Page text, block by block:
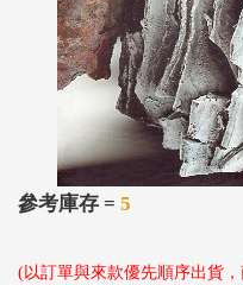
參考庫存 = 5
(以訂單與來款優先順序出貨